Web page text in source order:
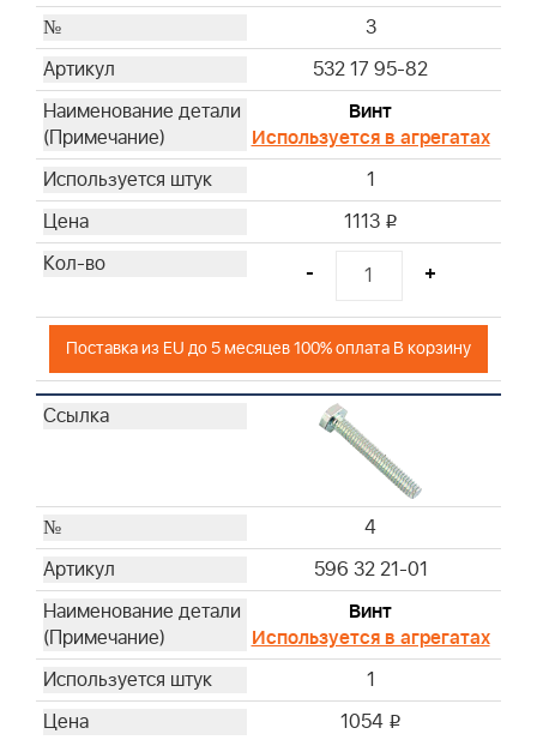
3
532 17 95-82
Винт
Используется в агрегатах
1
1113 i
- +
Поставка из EU до 5 месяцев 100% оплата В корзину
4
596 32 21-01
Винт
Используется в агрегатах
1
1054 i